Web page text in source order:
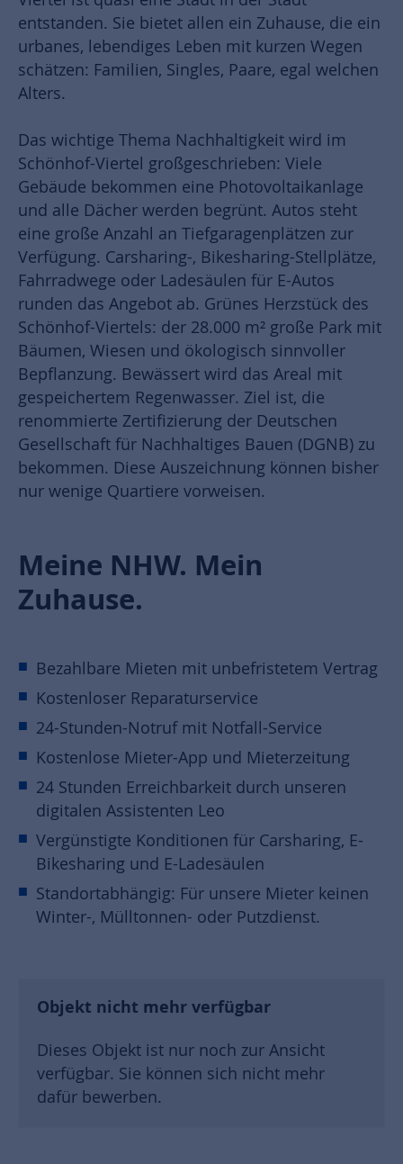
entstanden. Sie bietet allen ein Zuhause, die ein
urbanes, lebendiges Leben mit kurzen Wegen
schätzen: Familien, Singles, Paare, egal welchen
Alters.
Das wichtige Thema Nachhaltigkeit wird im
Schönhof-Viertel großgeschrieben: Viele
Gebäude bekommen eine Photovoltaikanlage
und alle Dächer werden begrünt. Autos steht
eine große Anzahl an Tiefgaragenplätzen zur
Verfügung. Carsharing-, Bikesharing-Stellplätze,
Fahrradwege oder Ladesäulen für E-Autos
runden das Angebot ab. Grünes Herzstück des
Schönhof-Viertels: der 28.000 m² große Park mit
Bäumen, Wiesen und ökologisch sinnvoller
Bepflanzung. Bewässert wird das Areal mit
gespeichertem Regenwasser. Ziel ist, die
renommierte Zertifizierung der Deutschen
Gesellschaft für Nachhaltiges Bauen (DGNB) zu
bekommen. Diese Auszeichnung können bisher
nur wenige Quartiere vorweisen.
Meine NHW. Mein
Zuhause.
Bezahlbare Mieten mit unbefristetem Vertrag
Kostenloser Reparaturservice
24-Stunden-Notruf mit Notfall-Service
Kostenlose Mieter-App und Mieterzeitung
24 Stunden Erreichbarkeit durch unseren
digitalen Assistenten Leo
Vergünstigte Konditionen für Carsharing, E-
Bikesharing und E-Ladesäulen
Standortabhängig: Für unsere Mieter keinen
Winter-, Mülltonnen- oder Putzdienst.
Objekt nicht mehr verfügbar
Dieses Objekt ist nur noch zur Ansicht
verfügbar. Sie können sich nicht mehr
dafür bewerben.